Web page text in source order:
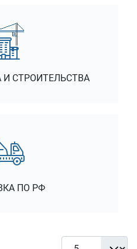
СТРОИТЕЛЬСТВА
ПО РФ
Кол-во строк: